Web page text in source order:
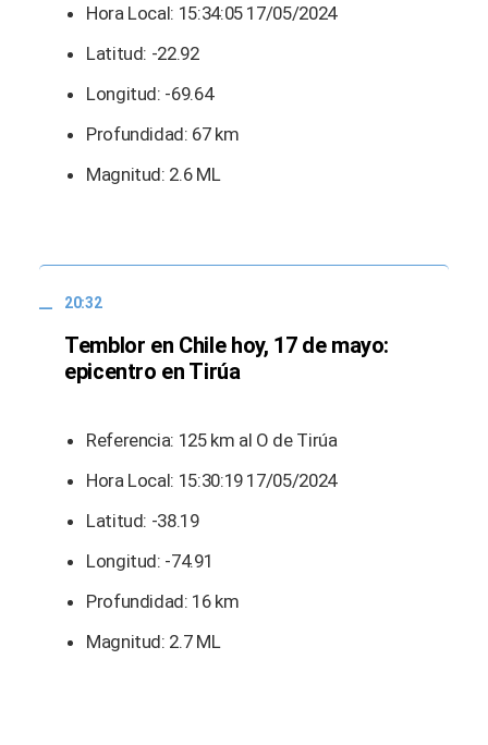
Hora Local: 15:34:05 17/05/2024
Latitud: -22.92
Longitud: -69.64
Profundidad: 67 km
Magnitud: 2.6 ML
20:32
Temblor en Chile hoy, 17 de mayo:
epicentro en Tirúa
Referencia: 125 km al O de Tirúa
Hora Local: 15:30:19 17/05/2024
Latitud: -38.19
Longitud: -74.91
Profundidad: 16 km
Magnitud: 2.7 ML